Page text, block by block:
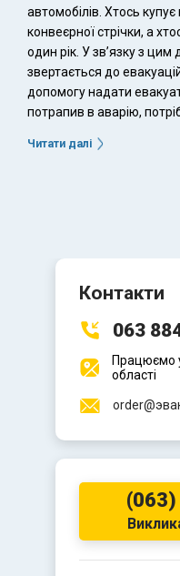
автомобілів. Хтось
конвеєрної стрічки, а
один рік. У зв’язку з
звертається до
допомогу надати
потрапив в аварію,
Читати далі
записів
Контакти
063
Працюємо
області